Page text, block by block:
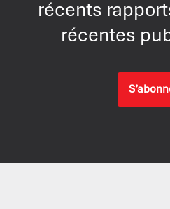
récents
récentes